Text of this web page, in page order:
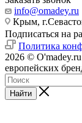
info@omadey.ru
Крым,
Подписаться на
Политика
2026 ©
европейских
Найти